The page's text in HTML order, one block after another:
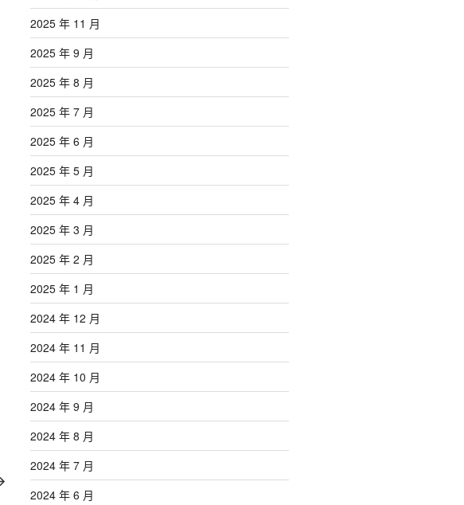
2025 年 11 月
2025 年 9 月
2025 年 8 月
2025 年 7 月
2025 年 6 月
2025 年 5 月
2025 年 4 月
2025 年 3 月
2025 年 2 月
2025 年 1 月
2024 年 12 月
2024 年 11 月
2024 年 10 月
2024 年 9 月
2024 年 8 月
2024 年 7 月
2024 年 6 月